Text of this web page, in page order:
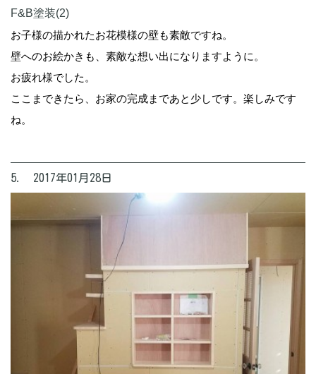
F&B塗装(2)
お子様の描かれたお花模様の壁も素敵ですね。
壁へのお絵かきも、素敵な想い出になりますように。
お疲れ様でした。
ここまできたら、お家の完成まであと少しです。楽しみです
ね。
5. 2017年01月28日